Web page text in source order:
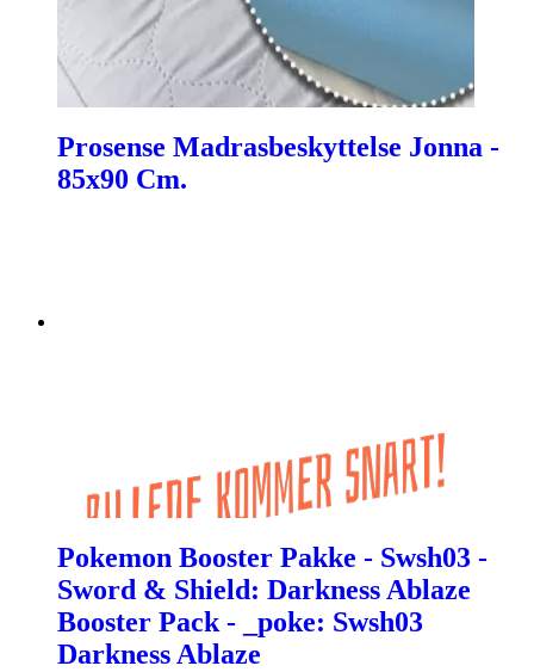
Prosense Madrasbeskyttelse Jonna -
85x90 Cm.
Pokemon Booster Pakke - Swsh03 -
Sword & Shield: Darkness Ablaze
Booster Pack - _poke: Swsh03
Darkness Ablaze